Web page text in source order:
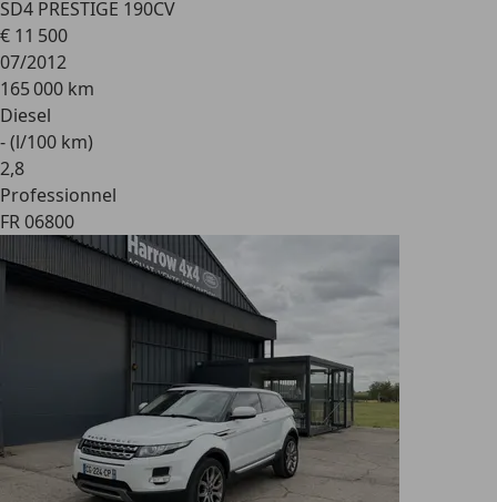
SD4 PRESTIGE 190CV
€ 11 500
07/2012
165 000 km
Diesel
- (l/100 km)
2,8
Professionnel
FR 06800